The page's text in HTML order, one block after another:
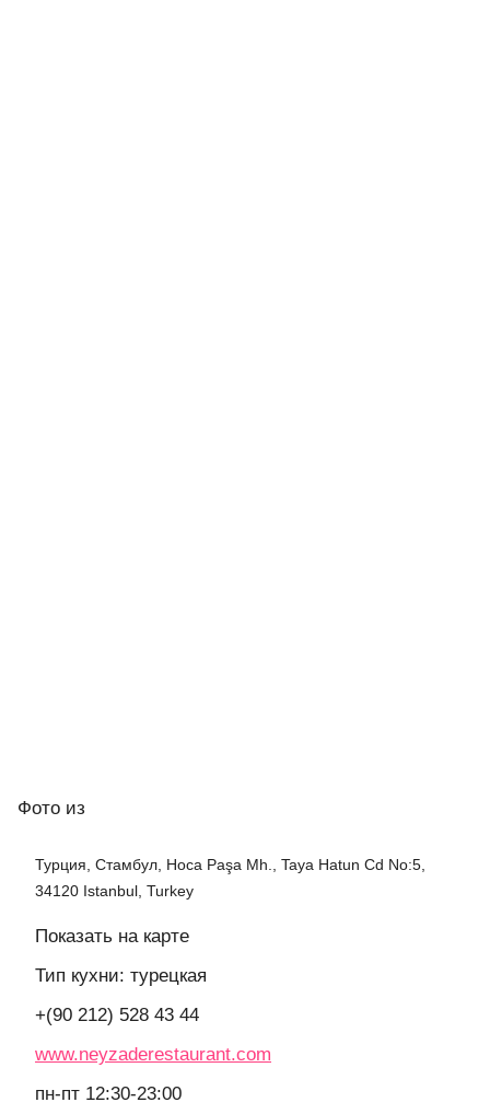
Фото из
Турция, Стамбул, Hoca Paşa Mh., Taya Hatun Cd No:5,
34120 Istanbul, Turkey
Показать на карте
Тип кухни: турецкая
+(90 212) 528 43 44
www.neyzaderestaurant.com
пн-пт 12:30-23:00